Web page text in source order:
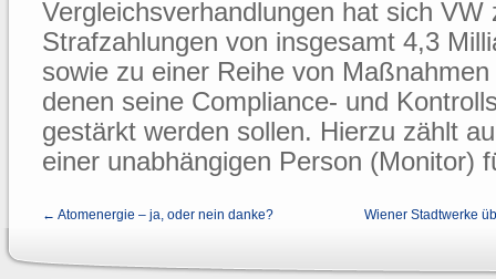
Vergleichsverhandlungen hat sich VW
Strafzahlungen von insgesamt 4,3
sowie zu einer Reihe von
denen seine Compliance- und
gestärkt werden sollen. Hierzu zählt
einer unabhängigen Person (Monitor)
← Atomenergie – ja, oder nein danke? Wiener Stadtwerke